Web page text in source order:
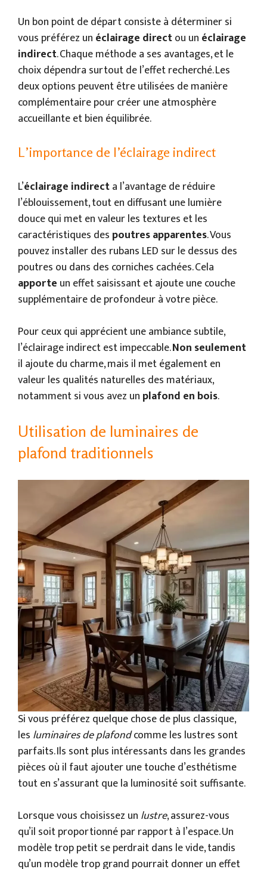
Un bon point de départ consiste à déterminer si
vous préférez un éclairage directou un éclairage
indirect. Chaque méthode a ses avantages, et le
choix dépendra surtout de l’effet recherché. Les
deux options peuvent être utilisées de manière
complémentaire pour créer une atmosphère
accueillante et bien équilibrée.
L’importance de l’éclairage indirect
L’éclairage indirecta l’avantage de réduire
l’éblouissement, tout en diffusant une lumière
douce qui met en valeur les textures et les
caractéristiques des poutres apparentes. Vous
pouvez installer des rubans LED sur le dessus des
poutres ou dans des corniches cachées. Cela
apporte un effet saisissant et ajoute une couche
supplémentaire de profondeur à votre pièce.
Pour ceux qui apprécient une ambiance subtile,
l’éclairage indirect est impeccable.Non seulement
il ajoute du charme, mais il met également en
valeur les qualités naturelles des matériaux,
notamment si vous avez un plafond en bois.
Utilisation de luminaires de
plafond traditionnels
Si vous préférez quelque chose de plus classique,
les luminaires de plafondcomme les lustres sont
parfaits. Ils sont plus intéressants dans les grandes
pièces où il faut ajouter une touche d’esthétisme
tout en s’assurant que la luminosité soit suffisante.
Lorsque vous choisissez un lustre, assurez-vous
qu’il soit proportionné par rapport à l’espace. Un
modèle trop petit se perdrait dans le vide, tandis
qu’un modèle trop grand pourrait donner un effet